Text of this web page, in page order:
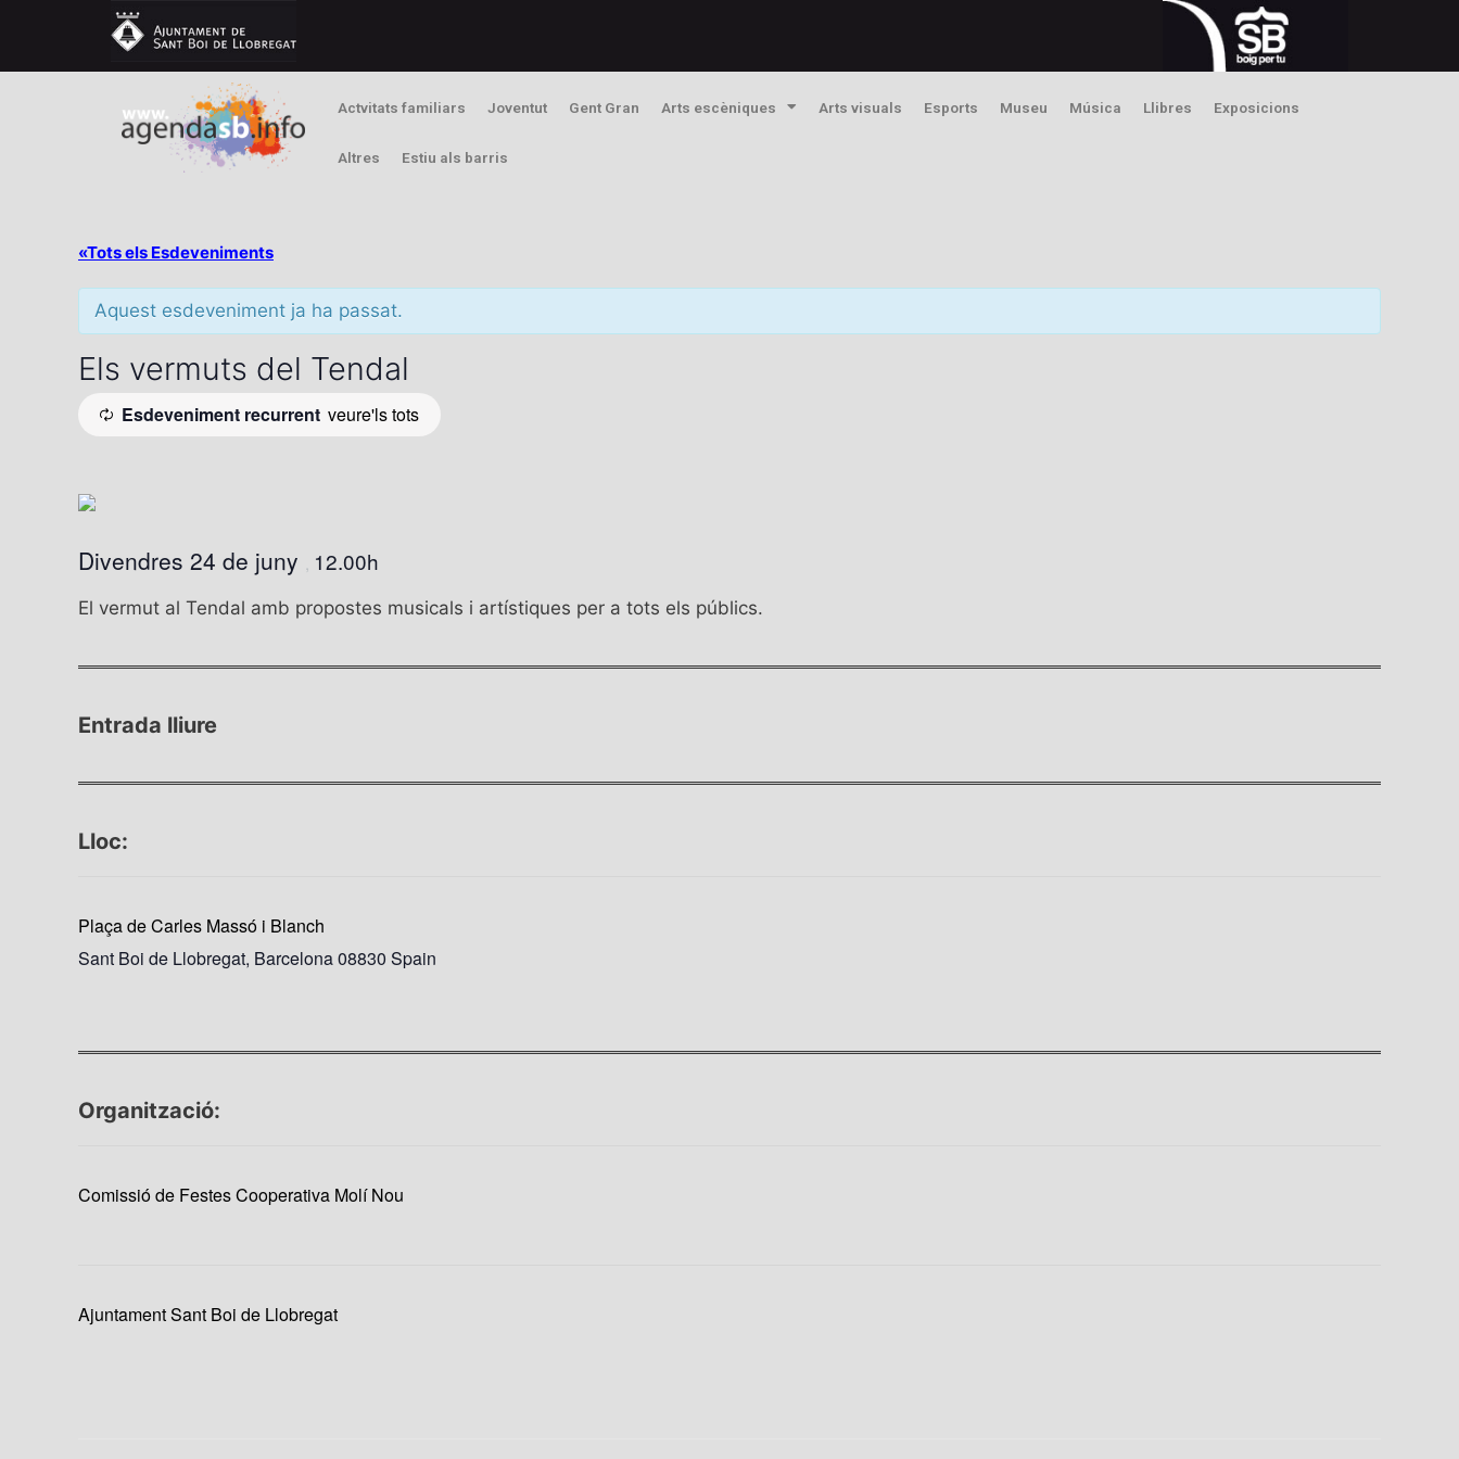
Actvitats familiars Joventut Gent Gran Arts escèniques Arts visuals Esports Museu Música Llibres Exposicions
Altres Estiu als barris
«Tots els Esdeveniments
Aquest esdeveniment ja ha passat.
Els vermuts del Tendal
Esdeveniment recurrent veure'ls tots
Divendres 24 de juny 12.00h
El vermut al Tendal amb propostes musicals i artístiques per a tots els públics.
Entrada lliure
Lloc:
Plaça de Carles Massó i Blanch
Sant Boi de Llobregat, Barcelona08830 Spain
Organització:
Comissió de Festes Cooperativa Molí Nou
Ajuntament Sant Boi de Llobregat